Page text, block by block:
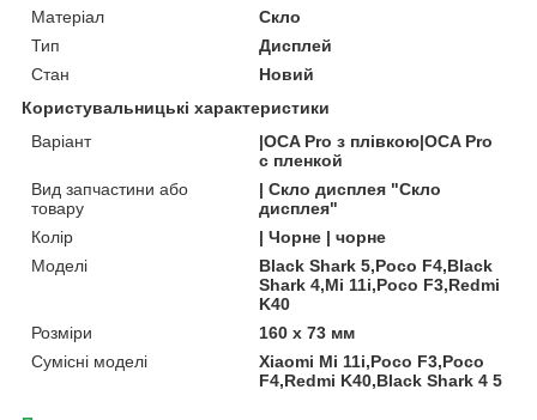
Матеріал
Скло
Тип
Дисплей
Стан
Новий
Користувальницькі характеристики
Варіант
|OCA Pro з плівкою|OCA Pro
с пленкой
Вид запчастини або
товару
| Скло дисплея "Скло
дисплея"
Колір
| Чорне | чорне
Моделі
Black Shark 5,Poco F4,Black
Shark 4,Mi 11i,Poco F3,Redmi
K40
Розміри
160 x 73 мм
Сумісні моделі
Xiaomi Mi 11i,Poco F3,Poco
F4,Redmi K40,Black Shark 4 5